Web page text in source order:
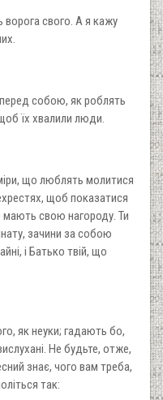
свого. А я кажу
собою, як роблять
їх хвалили люди.
що люблять молитися
щоб показатися
свою нагороду. Ти
зачини за собою
і Батько твій, що
як неуки; гадають бо,
Не будьте, отже,
знає, чого вам треба,
так: